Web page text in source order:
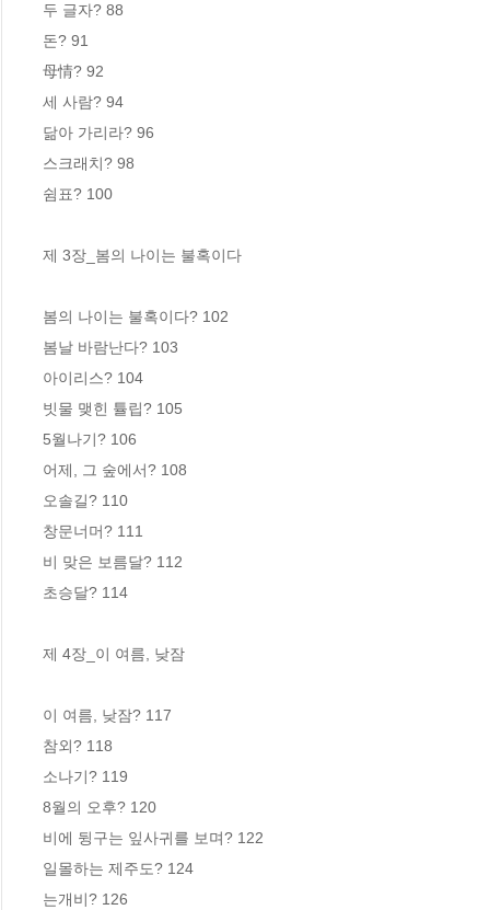
두 글자? 88
돈? 91
母情? 92
세 사람? 94
닮아 가리라? 96
스크래치? 98
쉼표? 100
제 3장_봄의 나이는 불혹이다
봄의 나이는 불혹이다? 102
봄날 바람난다? 103
아이리스? 104
빗물 맺힌 튤립? 105
5월나기? 106
어제, 그 숲에서? 108
오솔길? 110
창문너머? 111
비 맞은 보름달? 112
초승달? 114
제 4장_이 여름, 낮잠
이 여름, 낮잠? 117
참외? 118
소나기? 119
8월의 오후? 120
비에 뒹구는 잎사귀를 보며? 122
일몰하는 제주도? 124
는개비? 126